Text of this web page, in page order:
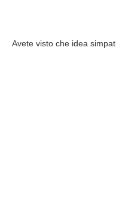
Avete visto che idea